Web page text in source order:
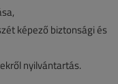
képező biztonsági és
nyilvántartás.